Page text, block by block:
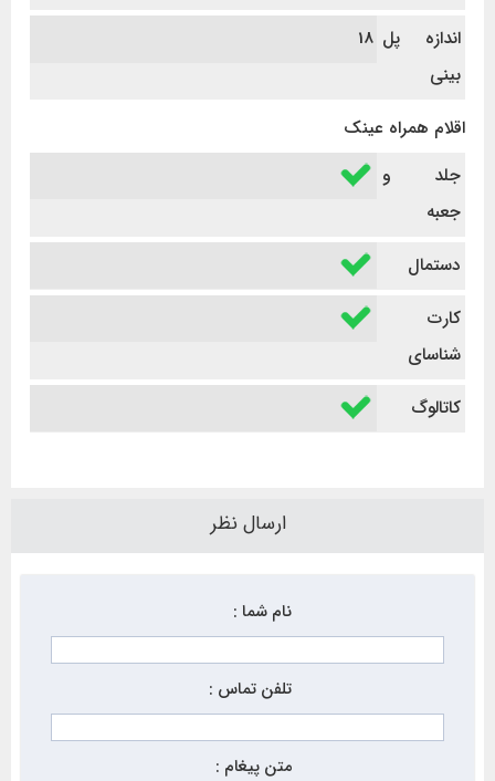
اندازه پل
بینی
18
اقلام همراه عینک
جلد و
جعبه
دستمال
کارت
شناسای
کاتالوگ
ارسال نظر
نام شما :
تلفن تماس :
متن پیغام :